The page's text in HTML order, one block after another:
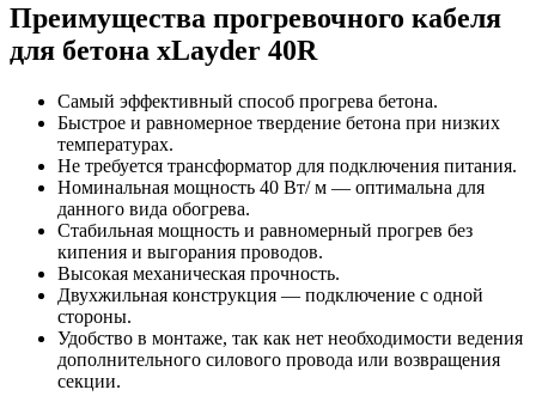
Преимущества прогревочного кабеля
для бетона xLayder 40R
Самый эффективный способ прогрева бетона.
Быстрое и равномерное твердение бетона при низких
температурах.
Не требуется трансформатор для подключения питания.
Номинальная мощность 40 Вт/ м — оптимальна для
данного вида обогрева.
Стабильная мощность и равномерный прогрев без
кипения и выгорания проводов.
Высокая механическая прочность.
Двухжильная конструкция — подключение с одной
стороны.
Удобство в монтаже, так как нет необходимости ведения
дополнительного силового провода или возвращения
секции.